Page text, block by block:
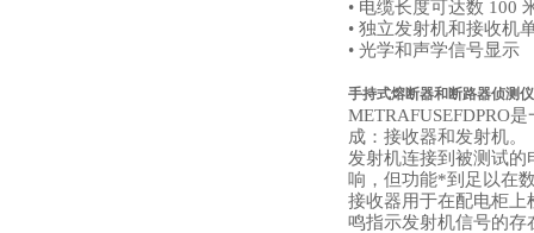
• 电缆长度可达数 100
• 独立发射机和接收机
• 光学和声学信号显示
手持式熔断器和断路器侦测仪
METRAFUSEFDPRO
成：接收器和发射机。
发射机连接到被测试
响，但功能*到足以在
接收器用于在配电柜上
鸣指示发射机信号的存